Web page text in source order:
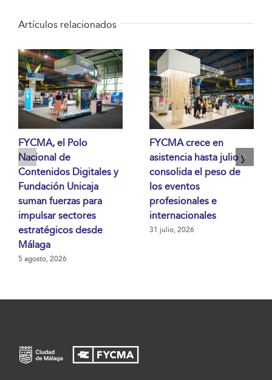
Artículos relacionados
FYCMA, el Polo
Nacional de
Contenidos Digitales y
Fundación Unicaja
suman fuerzas para
impulsar sectores
estratégicos desde
Málaga
5 agosto, 2026
FYCMA crece en
asistencia hasta julio y
consolida el peso de
los eventos
profesionales e
internacionales
31 julio, 2026